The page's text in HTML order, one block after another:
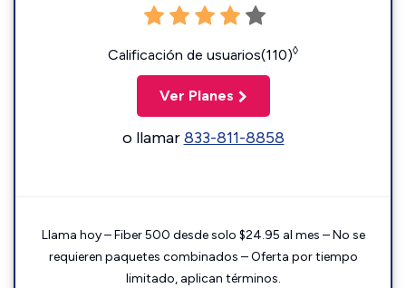
Calificación de usuarios(110)◊
Ver Planes
o llamar833-811-8858
Llama hoy – Fiber 500 desde solo $24.95 al mes – No se
requieren paquetes combinados – Oferta por tiempo
limitado, aplican términos.